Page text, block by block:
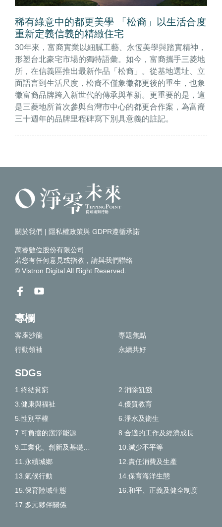
稀有綠意中的都更美學 「松裔」以生活合度
重新定義信義的精緻住宅
30年來，富裔實業以細膩工藝、永恆美學與踏實精神，
形塑台北豪宅市場的獨特語彙。如今，富裔攜手三菱地
所，在信義區推出最新作品「松裔」。從基地選址、立
面語言到生活尺度，松裔不僅象徵都更後的重生，也象
徵富裔品牌跨入新世代的傳承與革新。更重要的是，這
是三菱地所首次參與台灣市中心的都更合作案，為富裔
三十週年的品牌里程碑寫下別具意義的註記。
關於我們 | 隱私權政策與 GDPR遵循承諾
萬睿數位股份有限公司
若您有任何意見或指教，請與我們聯絡
© Vistron Digital All Right Reserved.
專欄
客座沙龍
專題焦點
行動領袖
永續共好
SDGs
1.終結貧窮
2.消除飢餓
3.健康與福祉
4.優質教育
5.性別平權
6.淨水及衛生
7.可負擔的潔淨能源
8.合適的工作及經濟成長
10.減少不平等
11.永續城鄉
12.責任消費及生產
13.氣候行動
14.保育海洋生態
15.保育陸域生態
16.和平、正義及健全制度
17.多元夥伴關係